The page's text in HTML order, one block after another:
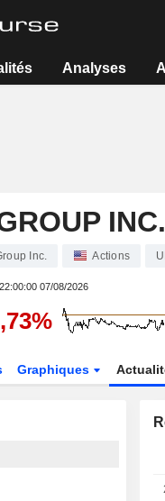
Analyses
INC.
Inc. Actions
22:00:00 07/08/2026
Graphiques